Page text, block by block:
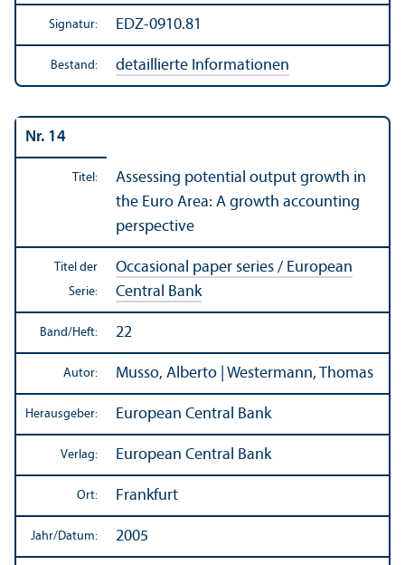
Signatur: EDZ-0910.81
Bestand: detaillierte Informationen
Nr. 14
Titel:
Assessing potential output growth in
the Euro Area: A growth accounting
perspective
Titel der
Serie:
Occasional paper series / European
Central Bank
Band/Heft: 22
Autor: Musso, Alberto | Westermann, Thomas
Herausgeber: European Central Bank
Verlag: European Central Bank
Ort: Frankfurt
Jahr/Datum: 2005